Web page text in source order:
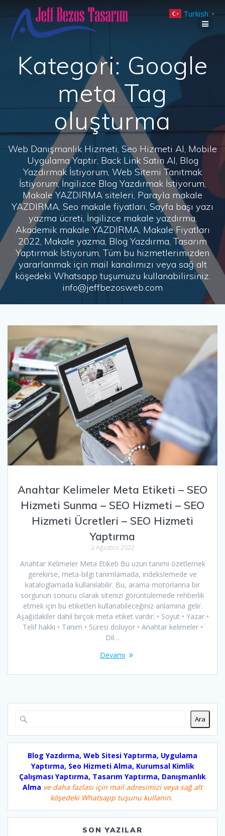
to
Kategori: Google
meta Tag
oluşturma
Web Danışmanlık Hizmeti, Seo Hizmeti Al, Mobile
Uygulama Yaptır, Back Link Satın Al, Blog
Yazdırmak İstiyorum, Web Sitemi Tanıtmak
İstiyorum, İngilizce Blog Yazdırmak İstiyorum,
Makale YAZDIRMA siteleri, Parayla makale
YAZDIRMA, Seo makale fiyatları, Sayfa başı yazı
yazma ücreti, İngilizce makale yazdırma,
Akademik makale YAZDIRMA, Makale Fiyatları
2022, Makale yazma, Blog Yazdırma, Tasarım
Yaptırmak İstiyorum, Tüm bu hizmetlerimizden
yararlanmak için mail kanalımızı veya sağ alt
köşedeki Whatsapp tuşumuzu kullanabilirsiniz.
info@jeffbezosweb.com
Anahtar Kelimeler Meta Etiketi – SEO
Hizmeti Sunma – SEO Hizmeti – SEO
Hizmeti Ücretleri – SEO Hizmeti
Yaptırma
2 Ağustos 2022
Anahtar Kelimeler Meta Etiketi Bu uzun tanımı özetlemek
gerekirse, meta-bilgi tanımlamada, indekslemede ve
kataloglamada kullanılabilir. Bu, arama motorlarına bir
sorgunun sonucu olarak sitenizi görüntülemede rehberlik
etmek için bu etiketleri kullanabileceğiniz anlamına gelir.
Aşağıdakiler dahil birçok meta etiket vardır: • Soyut • Yazar •
Telif hakkı • Tanım • Süresi doluyor • Anahtar kelimeler •
Dil…
Devamı
Ara
Blog Yazdırma, Web Sitesi Yaptırma, Uygulama
Yaptırma, Seo Hizmeti Alma, Kurumsal Kimlik
Çalışması Yaptırma, Tasarım Yaptırma, Danışmanlık
Alma ve daha fazlası için mail adresimizi veya sağ alt
köşedeki Whatsapp tuşunu kullanın.
SON YAZILAR
Turkish ▼